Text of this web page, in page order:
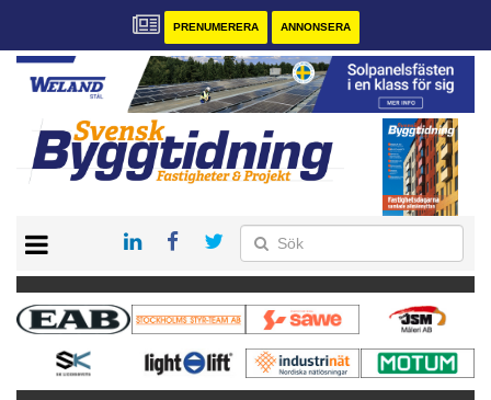
PRENUMERERA ANNONSERA
PRENUMERERA
VÅRA ANDRA MAGASIN
ANNONSERA